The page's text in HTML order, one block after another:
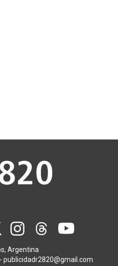
Argentina
- publicidadr2820@gmail.com